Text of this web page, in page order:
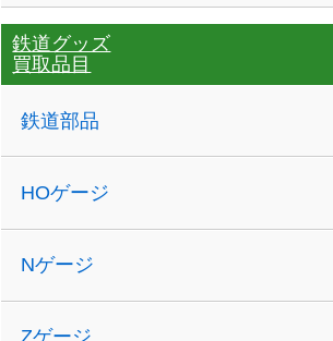
鉄道グッズ
買取品目
鉄道部品
HOゲージ
Nゲージ